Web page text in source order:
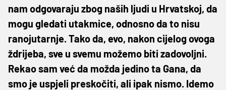
nam odgovaraju zbog naših ljudi u Hrvatskoj, da
mogu gledati utakmice, odnosno da to nisu
ranojutarnje. Tako da, evo, nakon cijelog ovoga
ždrijeba, sve u svemu možemo biti zadovoljni.
Rekao sam već da možda jedino ta Gana, da
smo je uspjeli preskočiti, ali ipak nismo. Idemo